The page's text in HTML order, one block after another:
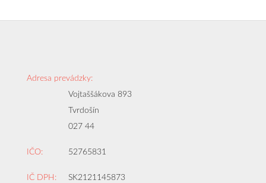
Adresa prevádzky:
Vojtaššákova 893
Tvrdošín
027 44
IČO: 52765831
IČ DPH: SK2121145873